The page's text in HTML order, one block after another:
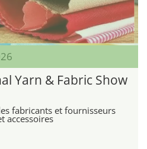
Yarn & Fabric Show
fabricants et fournisseurs
accessoires